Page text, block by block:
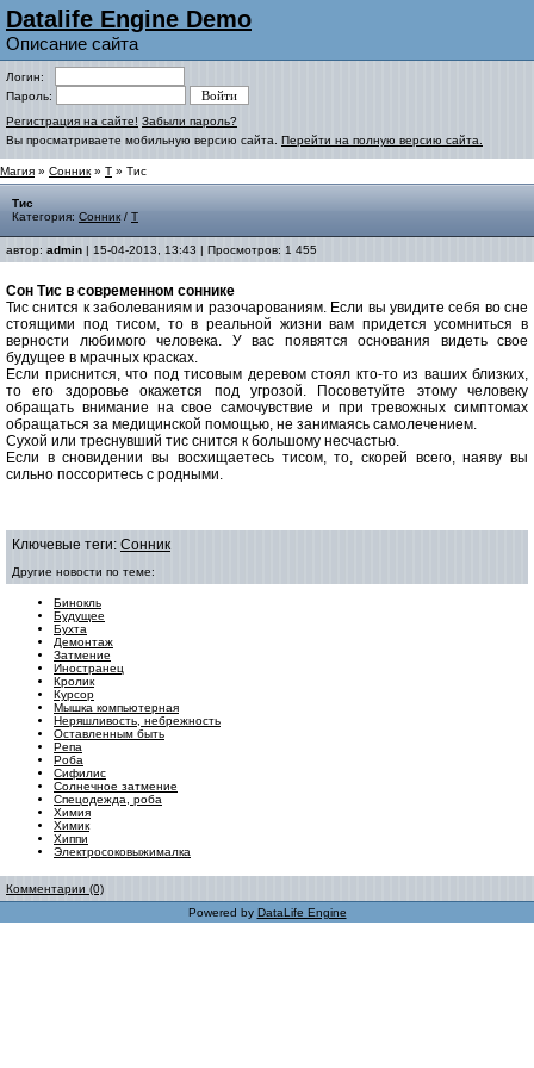
Datalife Engine Demo
Описание сайта
Логин:
Пароль:
Регистрация на сайте! Забыли пароль?
Вы просматриваете мобильную версию сайта. Перейти на полную версию сайта.
Магия » Сонник » Т » Тис
Тис
Категория: Сонник / Т
автор: admin | 15-04-2013, 13:43 | Просмотров: 1 455
Сон Тис в современном соннике
Тис снится к заболеваниям и разочарованиям. Если вы увидите себя во сне
стоящими под тисом, то в реальной жизни вам придется усомниться в
верности любимого человека. У вас появятся основания видеть свое
будущее в мрачных красках.
Если приснится, что под тисовым деревом стоял кто-то из ваших близких,
то его здоровье окажется под угрозой. Посоветуйте этому человеку
обращать внимание на свое самочувствие и при тревожных симптомах
обращаться за медицинской помощью, не занимаясь самолечением.
Сухой или треснувший тис снится к большому несчастью.
Если в сновидении вы восхищаетесь тисом, то, скорей всего, наяву вы
сильно поссоритесь с родными.
Ключевые теги: Сонник
Другие новости по теме:
Бинокль
Будущее
Бухта
Демонтаж
Затмение
Иностранец
Кролик
Курсор
Мышка компьютерная
Неряшливость, небрежность
Оставленным быть
Репа
Роба
Сифилис
Солнечное затмение
Спецодежда, роба
Химия
Химик
Хиппи
Электросоковыжималка
Комментарии (0)
Powered by DataLife Engine